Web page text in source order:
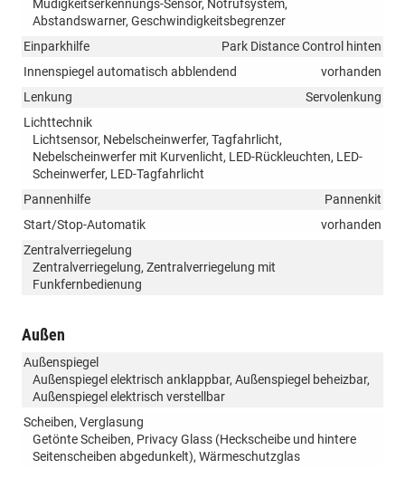
Müdigkeitserkennungs-Sensor, Notrufsystem,
Abstandswarner, Geschwindigkeitsbegrenzer
Einparkhilfe
Park Distance Control hinten
Innenspiegel automatisch abblendend
vorhanden
Lenkung
Servolenkung
Lichttechnik
Lichtsensor, Nebelscheinwerfer, Tagfahrlicht,
Nebelscheinwerfer mit Kurvenlicht, LED-Rückleuchten, LED-
Scheinwerfer, LED-Tagfahrlicht
Pannenhilfe
Pannenkit
Start/Stop-Automatik
vorhanden
Zentralverriegelung
Zentralverriegelung, Zentralverriegelung mit
Funkfernbedienung
Außen
Außenspiegel
Außenspiegel elektrisch anklappbar, Außenspiegel beheizbar,
Außenspiegel elektrisch verstellbar
Scheiben, Verglasung
Getönte Scheiben, Privacy Glass (Heckscheibe und hintere
Seitenscheiben abgedunkelt), Wärmeschutzglas